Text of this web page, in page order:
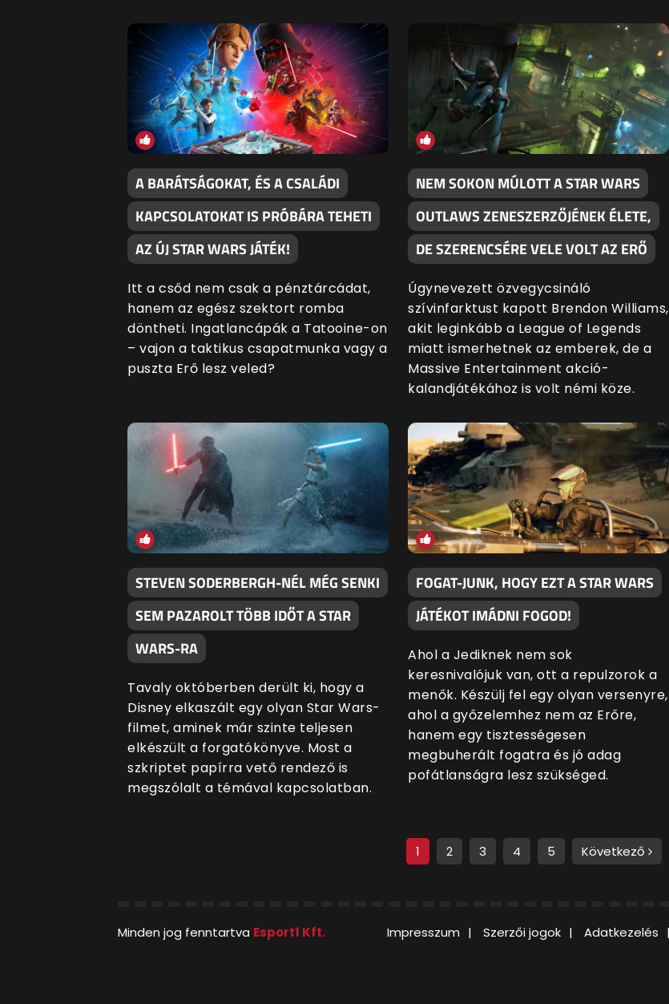
A BARÁTSÁGOKAT, ÉS A CSALÁDI
KAPCSOLATOKAT IS PRÓBÁRA TEHETI
AZ ÚJ STAR WARS JÁTÉK!
Itt a csőd nem csak a pénztárcádat,
hanem az egész szektort romba
döntheti. Ingatlancápák a Tatooine-on
– vajon a taktikus csapatmunka vagy a
puszta Erő lesz veled?
NEM SOKON MÚLOTT A STAR WARS
OUTLAWS ZENESZERZŐJÉNEK ÉLETE,
DE SZERENCSÉRE VELE VOLT AZ ERŐ
Úgynevezett özvegycsináló
szívinfarktust kapott Brendon Williams,
akit leginkább a League of Legends
miatt ismerhetnek az emberek, de a
Massive Entertainment akció-
kalandjátékához is volt némi köze.
STEVEN SODERBERGH-NÉL MÉG SENKI
SEM PAZAROLT TÖBB IDŐT A STAR
WARS-RA
Tavaly októberben derült ki, hogy a
Disney elkaszált egy olyan Star Wars-
filmet, aminek már szinte teljesen
elkészült a forgatókönyve. Most a
szkriptet papírra vető rendező is
megszólalt a témával kapcsolatban.
FOGAT-JUNK, HOGY EZT A STAR WARS
JÁTÉKOT IMÁDNI FOGOD!
Ahol a Jediknek nem sok
keresnivalójuk van, ott a repulzorok a
menők. Készülj fel egy olyan versenyre,
ahol a győzelemhez nem az Erőre,
hanem egy tisztességesen
megbuherált fogatra és jó adag
pofátlanságra lesz szükséged.
1 2 3 4 5 Következő
Minden jog fenntartva Esport1 Kft. Impresszum Szerzői jogok Adatkezelés